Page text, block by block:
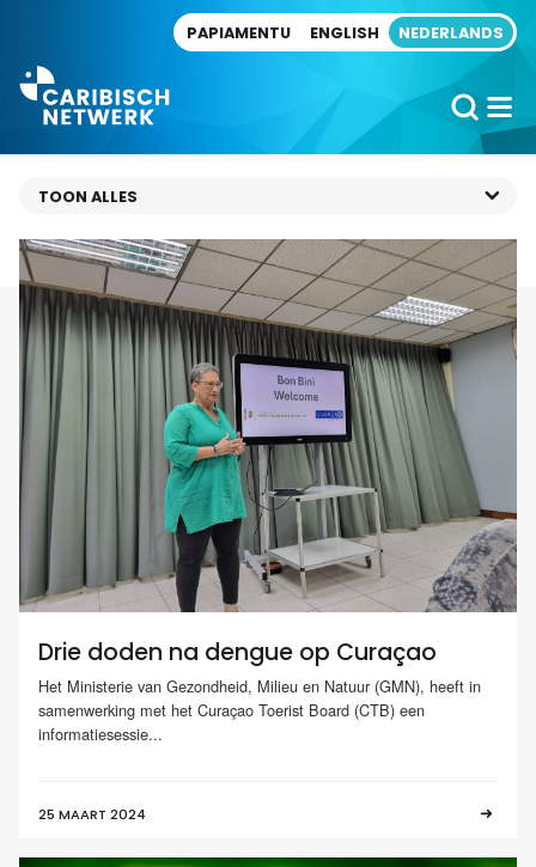
PAPIAMENTU ENGLISH NEDERLANDS
Drie doden na dengue op Curaçao
Het Ministerie van Gezondheid, Milieu en Natuur (GMN), heeft in
samenwerking met het Curaçao Toerist Board (CTB) een
informatiesessie...
25 MAART 2024